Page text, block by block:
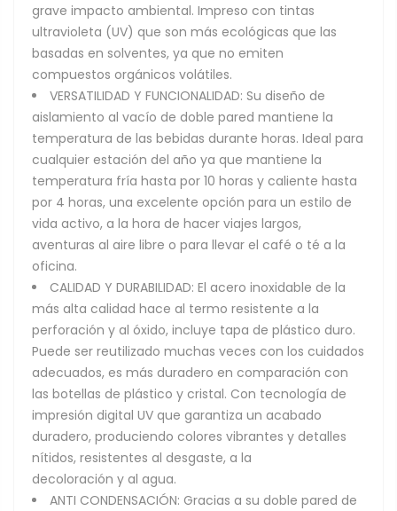
grave impacto ambiental. Impreso con tintas
ultravioleta (UV) que son más ecológicas que las
basadas en solventes, ya que no emiten
compuestos orgánicos volátiles.
VERSATILIDAD Y FUNCIONALIDAD: Su diseño de
aislamiento al vacío de doble pared mantiene la
temperatura de las bebidas durante horas. Ideal para
cualquier estación del año ya que mantiene la
temperatura fría hasta por 10 horas y caliente hasta
por 4 horas, una excelente opción para un estilo de
vida activo, a la hora de hacer viajes largos,
aventuras al aire libre o para llevar el café o té a la
oficina.
CALIDAD Y DURABILIDAD: El acero inoxidable de la
más alta calidad hace al termo resistente a la
perforación y al óxido, incluye tapa de plástico duro.
Puede ser reutilizado muchas veces con los cuidados
adecuados, es más duradero en comparación con
las botellas de plástico y cristal. Con tecnología de
impresión digital UV que garantiza un acabado
duradero, produciendo colores vibrantes y detalles
nítidos, resistentes al desgaste, a la
decoloración y al agua.
ANTI CONDENSACIÓN: Gracias a su doble pared de